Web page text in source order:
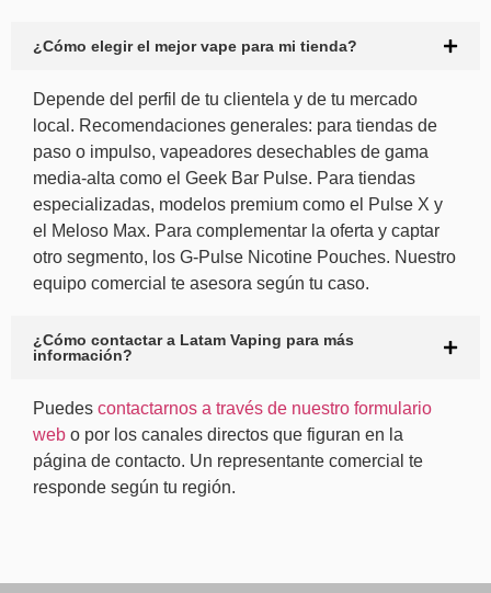
¿Cómo elegir el mejor vape para mi tienda?
Depende del perfil de tu clientela y de tu mercado
local. Recomendaciones generales: para tiendas de
paso o impulso, vapeadores desechables de gama
media-alta como el Geek Bar Pulse. Para tiendas
especializadas, modelos premium como el Pulse X y
el Meloso Max. Para complementar la oferta y captar
otro segmento, los G-Pulse Nicotine Pouches. Nuestro
equipo comercial te asesora según tu caso.
¿Cómo contactar a Latam Vaping para más
información?
Puedes contactarnos a través de nuestro formulario
web o por los canales directos que figuran en la
página de contacto. Un representante comercial te
responde según tu región.